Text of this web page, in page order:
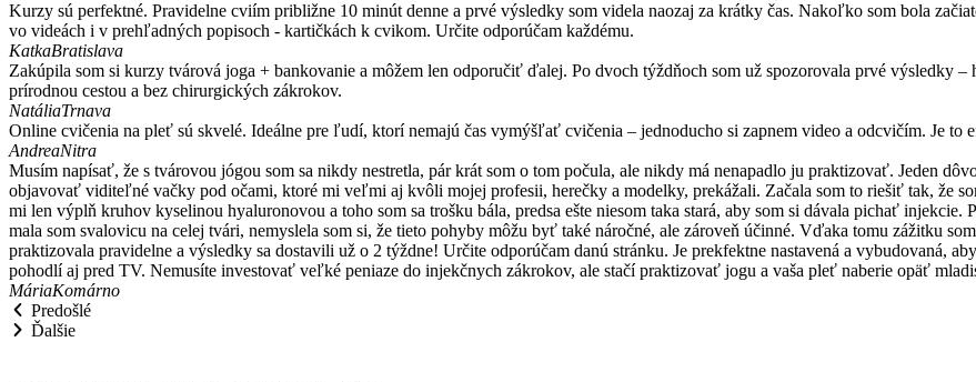
Kurzy sú perfektné. Pravidelne cviím približne 10 minút denne a prvé výsledky som videla naozaj za krátky čas. Nakoľko som bola
vo videách i v prehľadných popisoch - kartičkách k cvikom. Určite odporúčam každému.
KatkaBratislava
Zakúpila som si kurzy tvárová joga + bankovanie a môžem len odporučiť ďalej. Po dvoch týždňoch som už spozorovala prvé výsledky
prírodnou cestou a bez chirurgických zákrokov.
NatáliaTrnava
Online cvičenia na pleť sú skvelé. Ideálne pre ľudí, ktorí nemajú čas vymýšľať cvičenia – jednoducho si zapnem video a odcvičím. Je to
AndreaNitra
Musím napísať, že s tvárovou jógou som sa nikdy nestretla, pár krát som o tom počula, ale nikdy má nenapadlo ju praktizovať. Jeden
objavovať viditeľné vačky pod očami, ktoré mi veľmi aj kvôli mojej profesii, herečky a modelky, prekážali. Začala som to riešiť tak, že
mi len výplň kruhov kyselinou hyaluronovou a toho som sa trošku bála, predsa ešte niesom taka stará, aby som si dávala pichať
mala som svalovicu na celej tvári, nemyslela som si, že tieto pohyby môžu byť také náročné, ale zároveň účinné. Vďaka tomu zážitku
praktizovala pravidelne a výsledky sa dostavili už o 2 týždne! Určite odporúčam danú stránku. Je prekfektne nastavená a vybudovaná,
pohodlí aj pred TV. Nemusíte investovať veľké peniaze do injekčnych zákrokov, ale stačí praktizovať jogu a vaša pleť naberie opäť
MáriaKomárno
Predošlé
Ďalšie